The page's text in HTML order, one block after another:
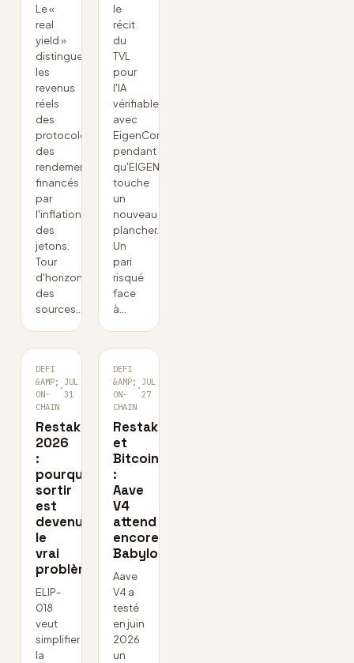
Le «
real
yield »
distingue
les
revenus
réels
des
protocoles
des
rendements
financés
par
l'inflation
des
jetons.
Tour
d'horizon
des
sources…
le
récit
du
TVL
pour
l'IA
vérifiable
avec
EigenCompute,
pendant
qu'EIGEN
touche
un
nouveau
plancher.
Un
pari
risqué
face
à…
DEFI
&AMP;
ON-
CHAIN
·
JUL
31
Restaking
2026
:
pourquoi
sortir
est
devenu
le
vrai
problème
ELIP-
018
veut
simplifier
la
DEFI
&AMP;
ON-
CHAIN
·
JUL
27
Restaking
et
Bitcoin
:
Aave
V4
attend
encore
Babylon
Aave
V4 a
testé
en juin
2026
un